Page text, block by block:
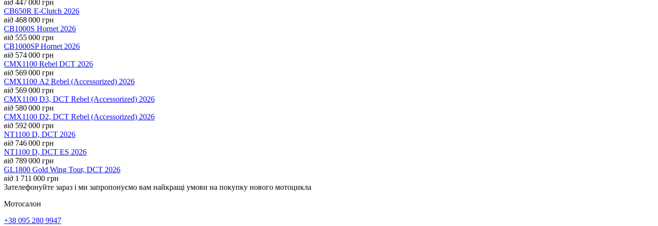
від 447 000 грн
CB650R E-Clutch 2026
від 468 000 грн
CB1000S Hornet 2026
від 555 000 грн
CB1000SP Hornet 2026
від 574 000 грн
CMX1100 Rebel DCT 2026
від 569 000 грн
CMX1100 А2 Rebel (Accessorized) 2026
від 569 000 грн
CMX1100 D3, DCT Rebel (Accessorized) 2026
від 580 000 грн
CMX1100 D2, DCT Rebel (Accessorized) 2026
від 592 000 грн
NT1100 D, DCT 2026
від 746 000 грн
NT1100 D, DCT ES 2026
від 789 000 грн
GL1800 Gold Wing Tour, DCT 2026
від 1 711 000 грн
Зателефонуйте зараз і ми запропонуємо вам найкращі умови на покупку нового мотоцикла
Мотосалон
+38 095 280 9947